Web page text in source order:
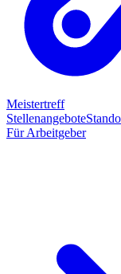
Meistertreff
Stellenangebote
Für Arbeitgeber